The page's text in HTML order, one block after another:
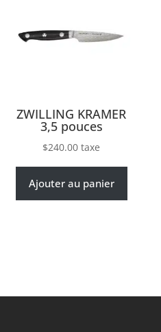
ZWILLING KRAMER
3,5 pouces
$240.00 taxe
Ajouter au panier